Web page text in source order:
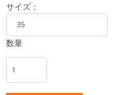
サイズ：
数量